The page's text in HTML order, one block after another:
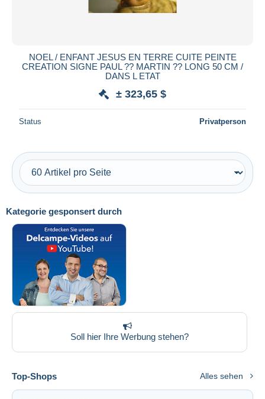
Kategorie gesponsert durch
Soll hier Ihre Werbung stehen?
Top-Shops Alles sehen
NOEL / ENFANT JESUS EN TERRE CUITE PEINTE
CREATION SIGNE PAUL ?? MARTIN ?? LONG 50 CM /
DANS L ETAT
± 323,65 $
Status Privatperson